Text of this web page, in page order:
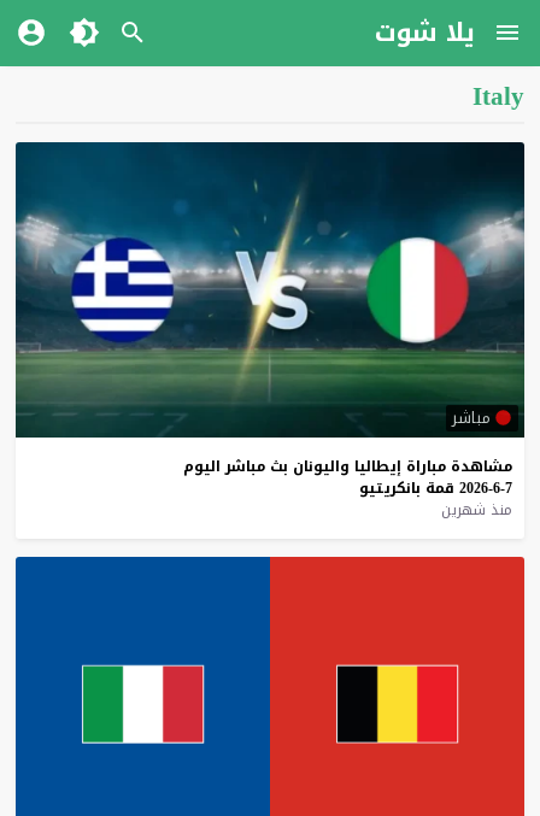
يلا شوت
Italy
مباشر
مشاهدة مباراة إيطاليا واليونان بث مباشر اليوم
7-6-2026
قمة بانكريتيو
منذ شهرين